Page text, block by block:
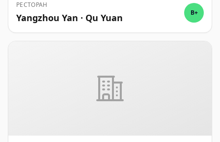
РЕСТОРАН
Yangzhou Yan · Qu Yuan B+